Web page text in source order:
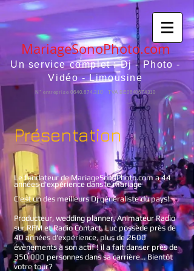
MariageSonoPhoto.com
Un service complet : Dj - Photo -
Vidéo - Limousine
N° entreprise0640.674.310 TVA BE0640674310
Présentation
Le fondateur de MariageSonoPhoto.com a 44
années d'expérience dans le mariage
C'est un des meilleurs Dj généraliste du pays!
Producteur, wedding planner, Animateur Radio
sur RFM et Radio Contact, Luc possède près de
40 années d'expérience, plus de 2600
évènements à son actif ! il a fait danser près de
350 000 personnes dans sa carrière... Bientôt
votre tour?